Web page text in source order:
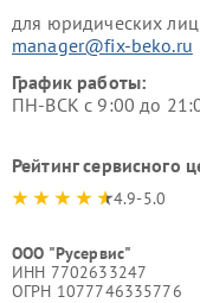
для юридических лиц
manager@fix-beko.ru
График работы:
ПН-ВСК с 9:00 до
Рейтинг сервисного
4.9-5.0
ООО "Русервис"
ИНН 7702633247
ОГРН 1077746335776